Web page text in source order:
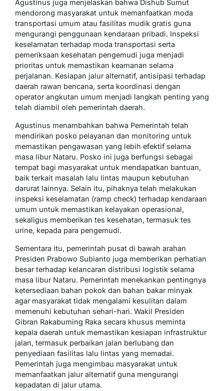
Agustinus juga menjelaskan bahwa Dishub Sumut
mendorong masyarakat untuk memanfaatkan moda
transportasi umum atau fasilitas mudik gratis guna
mengurangi penggunaan kendaraan pribadi. Inspeksi
keselamatan terhadap moda transportasi serta
pemeriksaan kesehatan pengemudi juga menjadi
prioritas untuk memastikan keamanan selama
perjalanan. Kesiapan jalur alternatif, antisipasi terhadap
daerah rawan bencana, serta koordinasi dengan
operator angkutan umum menjadi langkah penting yang
telah diambil oleh pemerintah daerah.
Agustinus menambahkan bahwa Pemerintah telah
mendirikan posko pelayanan dan monitoring untuk
memastikan pengawasan yang lebih efektif selama
masa libur Nataru. Posko ini juga berfungsi sebagai
tempat bagi masyarakat untuk mendapatkan bantuan,
baik terkait masalah lalu lintas maupun kebutuhan
darurat lainnya. Selain itu, pihaknya telah melakukan
inspeksi keselamatan (ramp check) terhadap kendaraan
umum untuk memastikan kelayakan operasional,
sekaligus memberikan tes kesehatan, termasuk tes
urine, kepada para pengemudi.
Sementara itu, pemerintah pusat di bawah arahan
Presiden Prabowo Subianto juga memberikan perhatian
besar terhadap kelancaran distribusi logistik selama
masa libur Nataru. Pemerintah menekankan pentingnya
ketersediaan bahan pokok dan bahan bakar minyak
agar masyarakat tidak mengalami kesulitan dalam
memenuhi kebutuhan sehari-hari. Wakil Presiden
Gibran Rakabuming Raka secara khusus meminta
kepala daerah untuk memastikan kesiapan infrastruktur
jalan, termasuk perbaikan jalan berlubang dan
penyediaan fasilitas lalu lintas yang memadai.
Pemerintah juga mengimbau masyarakat untuk
memanfaatkan jalur alternatif guna mengurangi
kepadatan di jalur utama.